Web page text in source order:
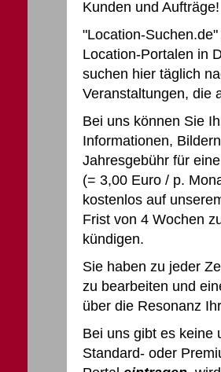
Kunden und Aufträge!
"Location-
Location-Portalen in
suchen hier täglich
Veranstaltungen, die
Bei uns können Sie
Informationen,
Jahresgebühr für
(= 3,00 Euro / p.
kostenlos auf
Frist von 4 Wochen
kündigen.
Sie haben zu jeder
zu bearbeiten und
über die Resonanz
Bei uns gibt es keine
Standard- oder